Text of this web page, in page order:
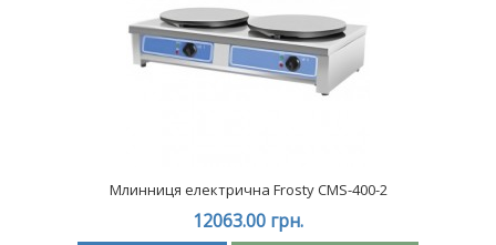
Млинниця електрична Frosty CMS-400-2
12063.00 грн.